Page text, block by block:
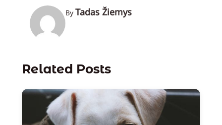
By Tadas Žiemys
Related Posts